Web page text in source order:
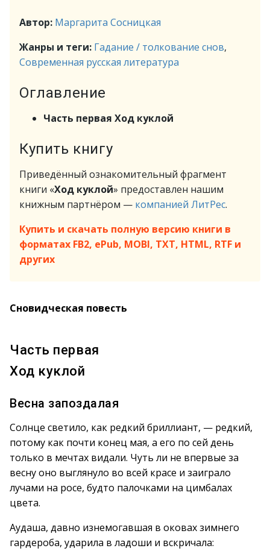
Автор: Маргарита Сосницкая
Жанры и теги: Гадание / толкование снов,
Современная русская литература
Оглавление
Часть первая Ход куклой
Купить книгу
Приведённый ознакомительный фрагмент
книги «Ход куклой» предоставлен нашим
книжным партнёром — компанией ЛитРес.
Купить и скачать полную версию книги в
форматах FB2, ePub, MOBI, TXT, HTML, RTF и
других
Сновидческая повесть
Часть первая
Ход куклой
Весна запоздалая
Солнце светило, как редкий бриллиант, — редкий,
потому как почти конец мая, а его по сей день
только в мечтах видали. Чуть ли не впервые за
весну оно выглянуло во всей красе и заиграло
лучами на росе, будто палочками на цимбалах
цвета.
Аудаша, давно изнемогавшая в оковах зимнего
гардероба, ударила в ладоши и вскричала: